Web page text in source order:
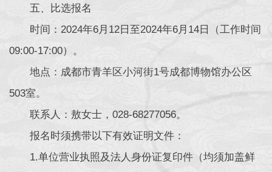
五、比选报名
时间：2024年6月12日至2024年6月14日（工作时间
09:00-17:00）。
地点：成都市青羊区小河街1号成都博物馆办公区
503室。
联系人：敖女士，028-68277056。
报名时须携带以下有效证明文件：
1.单位营业执照及法人身份证复印件（均须加盖鲜